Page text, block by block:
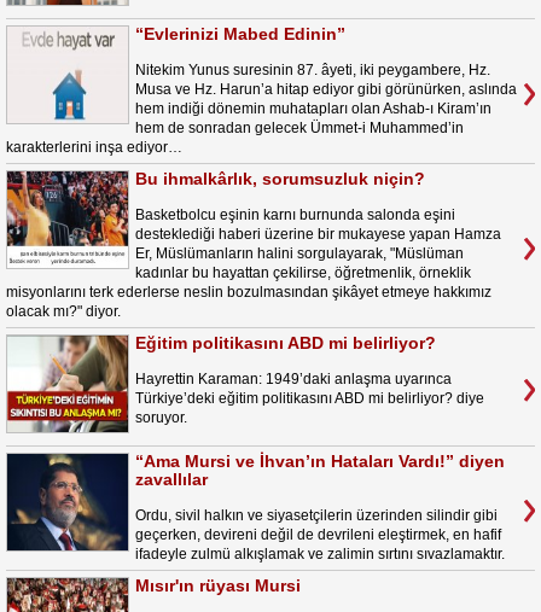
“Evlerinizi Mabed Edinin”
Nitekim Yunus suresinin 87. âyeti, iki peygambere, Hz.
Musa ve Hz. Harun’a hitap ediyor gibi görünürken, aslında
hem indiği dönemin muhatapları olan Ashab-ı Kiram’ın
hem de sonradan gelecek Ümmet-i Muhammed’in
karakterlerini inşa ediyor…
Bu ihmalkârlık, sorumsuzluk niçin?
Basketbolcu eşinin karnı burnunda salonda eşini
desteklediği haberi üzerine bir mukayese yapan Hamza
Er, Müslümanların halini sorgulayarak, "Müslüman
kadınlar bu hayattan çekilirse, öğretmenlik, örneklik
misyonlarını terk ederlerse neslin bozulmasından şikâyet etmeye hakkımız
olacak mı?" diyor.
Eğitim politikasını ABD mi belirliyor?
Hayrettin Karaman: 1949’daki anlaşma uyarınca
Türkiye’deki eğitim politikasını ABD mi belirliyor? diye
soruyor.
“Ama Mursi ve İhvan’ın Hataları Vardı!” diyen
zavallılar
Ordu, sivil halkın ve siyasetçilerin üzerinden silindir gibi
geçerken, devireni değil de devrileni eleştirmek, en hafif
ifadeyle zulmü alkışlamak ve zalimin sırtını sıvazlamaktır.
Mısır'ın rüyası Mursi